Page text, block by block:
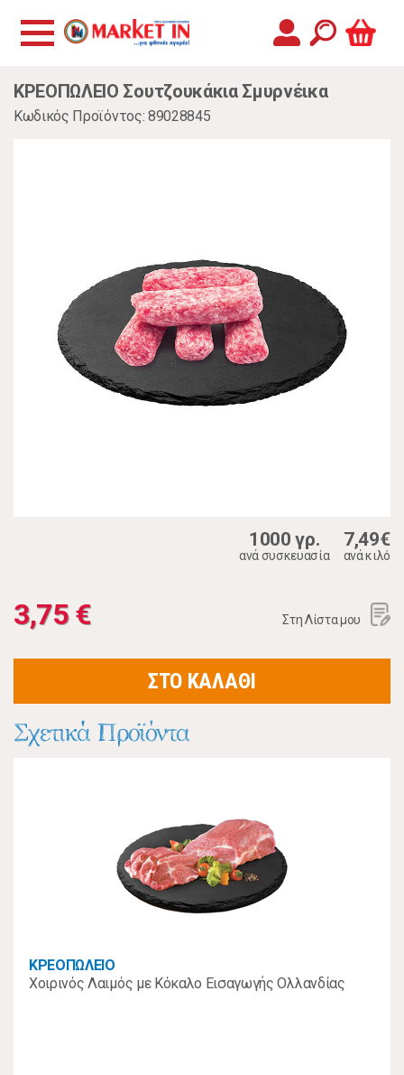
ΚΡΕΟΠΩΛΕΙΟ Σουτζουκάκια Σμυρνέικα
Κωδικός Προϊόντος: 89028845
1000 γρ.
ανά συσκευασία
7,49€
ανά κιλό
3,75 € Στη Λίστα μου
ΣΤΟ ΚΑΛΑΘΙ
Σχετικά Προϊόντα
ΚΡΕΟΠΩΛΕΙΟ
Χοιρινός Λαιμός με Κόκαλο Εισαγωγής Ολλανδίας